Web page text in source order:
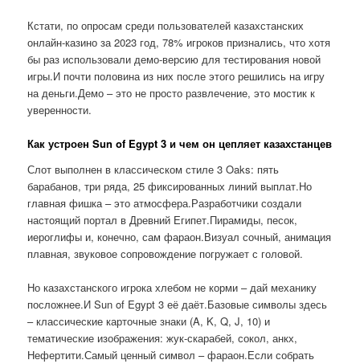
Кстати, по опросам среди пользователей казахстанских
онлайн-казино за 2023 год, 78% игроков признались, что хотя
бы раз использовали демо-версию для тестирования новой
игры.И почти половина из них после этого решились на игру
на деньги.Демо – это не просто развлечение, это мостик к
уверенности.
Как устроен Sun of Egypt 3 и чем он цепляет казахстанцев
Слот выполнен в классическом стиле 3 Oaks: пять
барабанов, три ряда, 25 фиксированных линий выплат.Но
главная фишка – это атмосфера.Разработчики создали
настоящий портал в Древний Египет.Пирамиды, песок,
иероглифы и, конечно, сам фараон.Визуал сочный, анимация
плавная, звуковое сопровождение погружает с головой.
Но казахстанского игрока хлебом не корми – дай механику
посложнее.И Sun of Egypt 3 её даёт.Базовые символы здесь
– классические карточные знаки (A, K, Q, J, 10) и
тематические изображения: жук-скарабей, сокол, анкх,
Нефертити.Самый ценный символ – фараон.Если собрать